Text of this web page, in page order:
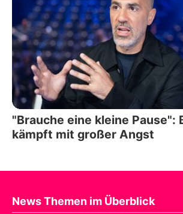
"Brauche eine kleine Pause":
kämpft mit großer Angst
News Themen im Überblick